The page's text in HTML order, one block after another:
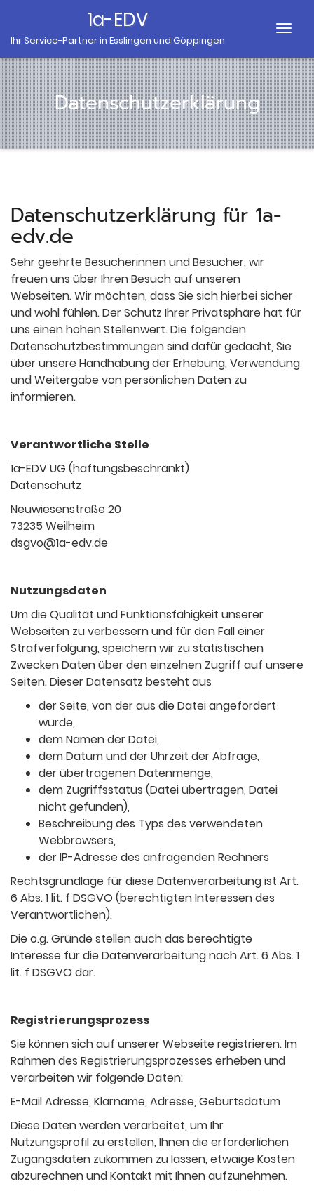
1a-EDV
Ihr Service-Partner in Esslingen und Göppingen
Datenschutzerklärung
Datenschutzerklärung für 1a-
edv.de
Sehr geehrte Besucherinnen und Besucher, wir
freuen uns über Ihren Besuch auf unseren
Webseiten. Wir möchten, dass Sie sich hierbei sicher
und wohl fühlen. Der Schutz Ihrer Privatsphäre hat für
uns einen hohen Stellenwert. Die folgenden
Datenschutzbestimmungen sind dafür gedacht, Sie
über unsere Handhabung der Erhebung, Verwendung
und Weitergabe von persönlichen Daten zu
informieren.
Verantwortliche Stelle
1a-EDV UG (haftungsbeschränkt)
Datenschutz
Neuwiesenstraße 20
73235 Weilheim
dsgvo@1a-edv.de
Nutzungsdaten
Um die Qualität und Funktionsfähigkeit unserer
Webseiten zu verbessern und für den Fall einer
Strafverfolgung, speichern wir zu statistischen
Zwecken Daten über den einzelnen Zugriff auf unsere
Seiten. Dieser Datensatz besteht aus
der Seite, von der aus die Datei angefordert
wurde,
dem Namen der Datei,
dem Datum und der Uhrzeit der Abfrage,
der übertragenen Datenmenge,
dem Zugriffsstatus (Datei übertragen, Datei
nicht gefunden),
Beschreibung des Typs des verwendeten
Webbrowsers,
der IP-Adresse des anfragenden Rechners
Rechtsgrundlage für diese Datenverarbeitung ist Art.
6 Abs. 1 lit. f DSGVO (berechtigten Interessen des
Verantwortlichen).
Die o.g. Gründe stellen auch das berechtigte
Interesse für die Datenverarbeitung nach Art. 6 Abs. 1
lit. f DSGVO dar.
Registrierungsprozess
Sie können sich auf unserer Webseite registrieren. Im
Rahmen des Registrierungsprozesses erheben und
verarbeiten wir folgende Daten:
E-Mail Adresse, Klarname, Adresse, Geburtsdatum
Diese Daten werden verarbeitet, um Ihr
Nutzungsprofil zu erstellen, Ihnen die erforderlichen
Zugangsdaten zukommen zu lassen, etwaige Kosten
abzurechnen und Kontakt mit Ihnen aufzunehmen.